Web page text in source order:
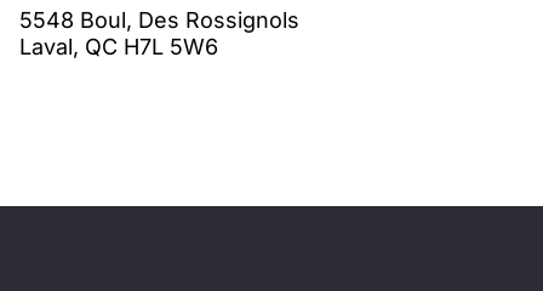
5548 Boul, Des Rossignols
Laval, QC H7L 5W6